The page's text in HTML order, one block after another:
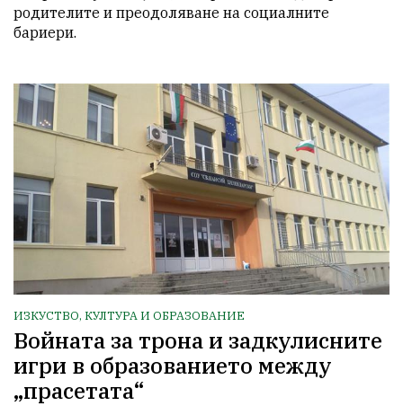
родителите и преодоляване на социалните
бариери.
ИЗКУСТВО, КУЛТУРА И ОБРАЗОВАНИЕ
Войната за трона и задкулисните
игри в образованието между
„прасетата“